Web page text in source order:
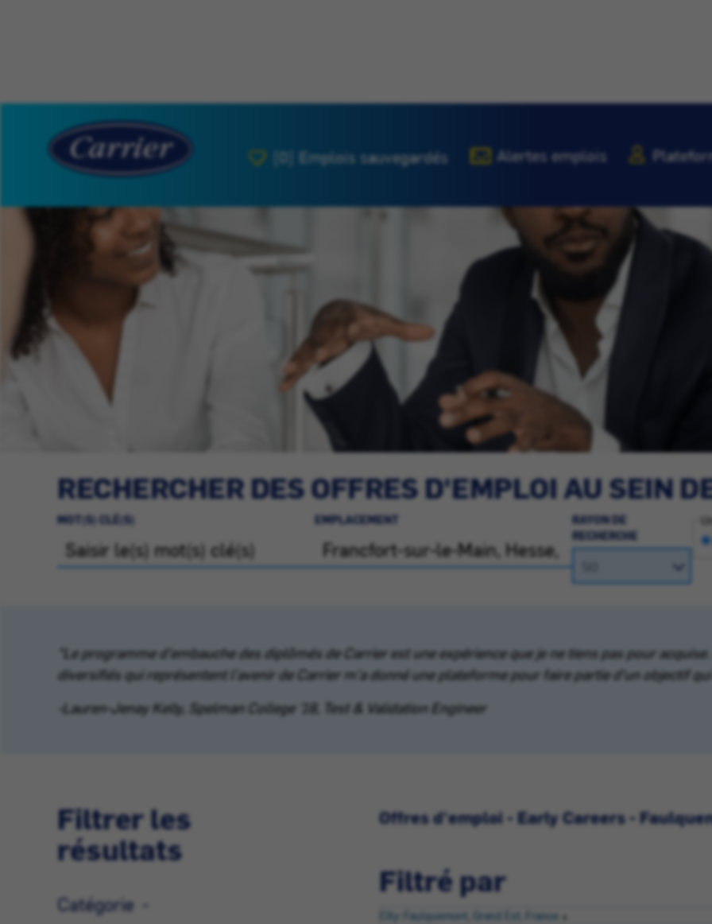
[0] Emplois sauvegardés Alertes emplois
RECHERCHER DES OFFRES D'EMPLOI AU SEIN
MOT(S) CLÉ(S) EMPLACEMENT
RAYON DE
RECHERCHE
"Le programme d'embauche des diplômés de Carrier est une expérience que je ne tiens pas pour
diversifiés qui représentent l'avenir de Carrier m'a donné une plateforme pour faire partie d'un objectif
-Lauren-Jenay Kelly, Spelman College '18, Test & Validation Engineer
Filtrer les
résultats
Catégorie
Offres d'emploi - Early Careers -
Filtré par
City: Faulquemont, Grand Est, France